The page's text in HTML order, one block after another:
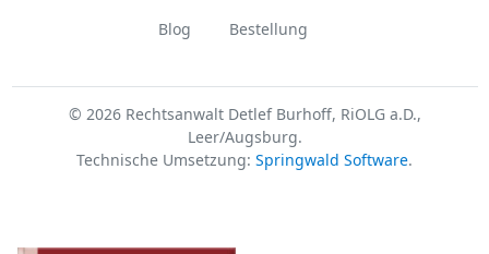
Blog Bestellung
© 2026 Rechtsanwalt Detlef Burhoff, RiOLG a.D.,
Leer/Augsburg.
Technische Umsetzung: Springwald Software.